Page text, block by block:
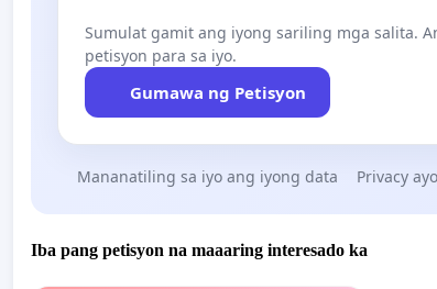
Sumulat gamit ang iyong sariling mga salita.
petisyon para sa iyo.
Gumawa ng Petisyon
Mananatiling sa iyo ang iyong data Privacy
Iba pang petisyon na maaaring interesado ka